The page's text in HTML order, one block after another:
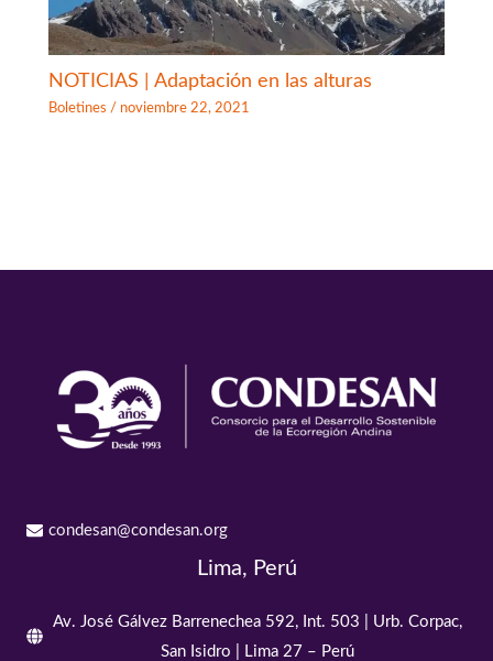
NOTICIAS | Adaptación en las alturas
Boletines / noviembre 22, 2021
condesan@condesan.org
Lima, Perú
Av. José Gálvez Barrenechea 592, Int. 503 | Urb. Corpac,
San Isidro | Lima 27 – Perú